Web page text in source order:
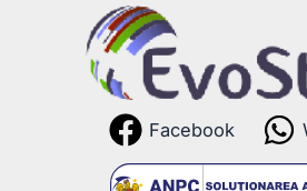
Facebook